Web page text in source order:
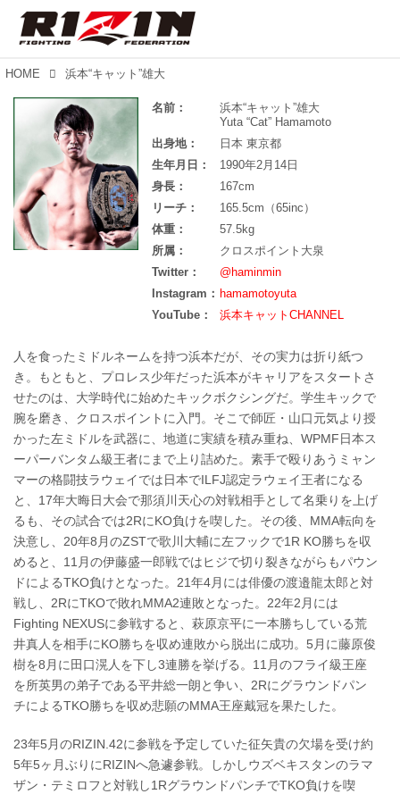
HOME 浜本“キャット”雄大
名前：
浜本“キャット”雄大
Yuta “Cat” Hamamoto
出身地：
日本 東京都
生年月日：
1990年2月14日
身長：
167cm
リーチ：
165.5cm（65inc）
体重：
57.5kg
所属：
クロスポイント大泉
Twitter：
@haminmin
Instagram： hamamotoyuta
YouTube：
浜本キャットCHANNEL
人を食ったミドルネームを持つ浜本だが、その実力は折り紙つ
き。もともと、プロレス少年だった浜本がキャリアをスタートさ
せたのは、大学時代に始めたキックボクシングだ。学生キックで
腕を磨き、クロスポイントに入門。そこで師匠・山口元気より授
かった左ミドルを武器に、地道に実績を積み重ね、WPMF日本ス
ーパーバンタム級王者にまで上り詰めた。素手で殴りあうミャン
マーの格闘技ラウェイでは日本でILFJ認定ラウェイ王者になる
と、17年大晦日大会で那須川天心の対戦相手として名乗りを上げ
るも、その試合では2RにKO負けを喫した。その後、MMA転向を
決意し、20年8月のZSTで歌川大輔に左フックで1R KO勝ちを収
めると、11月の伊藤盛一郎戦ではヒジで切り裂きながらもパウン
ドによるTKO負けとなった。21年4月には俳優の渡邉龍太郎と対
戦し、2RにTKOで敗れMMA2連敗となった。22年2月には
Fighting NEXUSに参戦すると、萩原京平に一本勝ちしている荒
井真人を相手にKO勝ちを収め連敗から脱出に成功。5月に藤原俊
樹を8月に田口滉人を下し3連勝を挙げる。11月のフライ級王座
を所英男の弟子である平井総一朗と争い、2Rにグラウンドパン
チによるTKO勝ちを収め悲願のMMA王座戴冠を果たした。
23年5月のRIZIN.42に参戦を予定していた征矢貴の欠場を受け約
5年5ヶ月ぶりにRIZINへ急遽参戦。しかしウズベキスタンのラマ
ザン・テミロフと対戦し1RグラウンドパンチでTKO負けを喫